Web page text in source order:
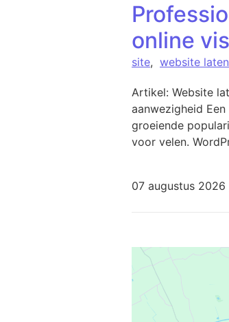
online
site, website
Artikel: Website
aanwezigheid
groeiende
voor velen.
07 augustus 2026